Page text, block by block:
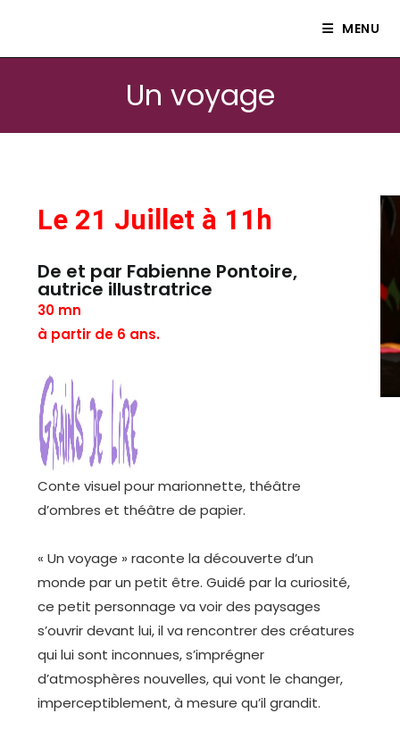
MENU
Un voyage
Le 21 Juillet à 11h
De et par Fabienne Pontoire,
autrice illustratrice
30 mn
à partir de 6 ans.
Conte visuel pour marionnette, théâtre
d’ombres et théâtre de papier.
« Un voyage » raconte la découverte d’un
monde par un petit être. Guidé par la curiosité,
ce petit personnage va voir des paysages
s’ouvrir devant lui, il va rencontrer des créatures
qui lui sont inconnues, s’imprégner
d’atmosphères nouvelles, qui vont le changer,
imperceptiblement, à mesure qu’il grandit.